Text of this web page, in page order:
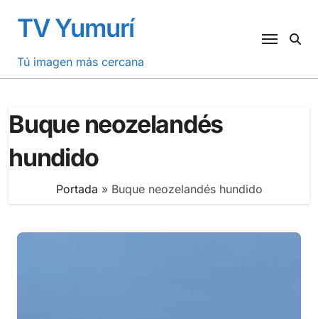
contenido
TV Yumurí
Tú imagen más cercana
Buque neozelandés
hundido
Portada » Buque neozelandés hundido